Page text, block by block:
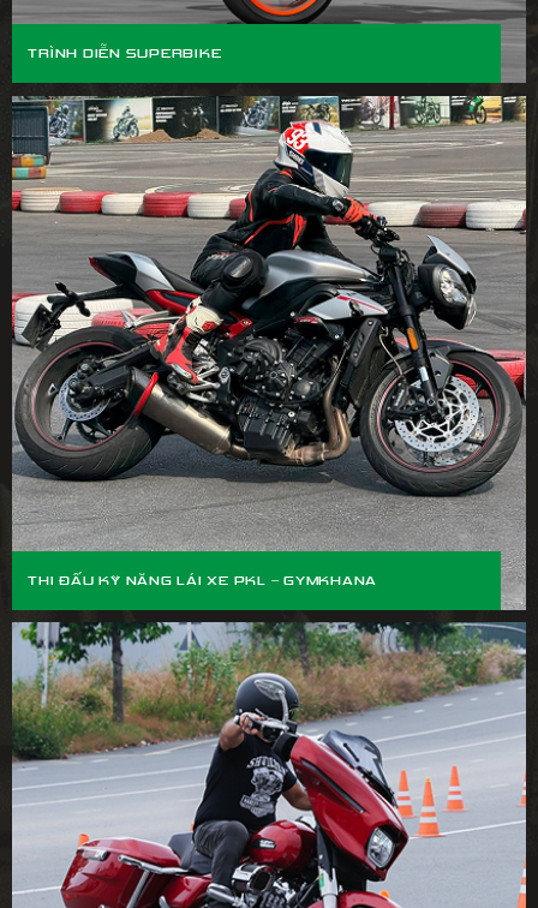
TRÌNH DIỄN SUPERBIKE
THI ĐẤU KỸ NĂNG LÁI XE PKL – GYMKHANA